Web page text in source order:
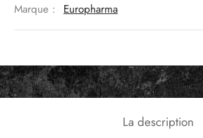
Marque :
Europharma
La description